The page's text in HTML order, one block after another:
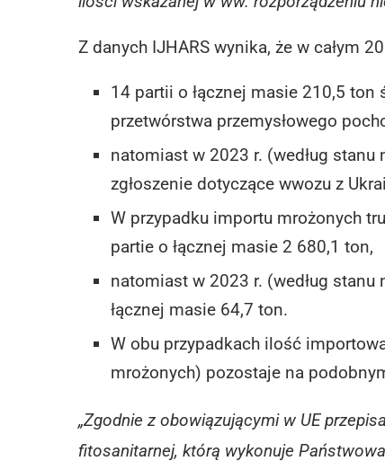
Z danych IJHARS wynika, że w całym
14 partii o łącznej masie 210,5 ton
przetwórstwa przemysłowego
natomiast w 2023 r. (według stanu
zgłoszenie dotyczące wwozu z
W przypadku importu mrożonych
partie o łącznej masie 2 680,1 ton,
natomiast w 2023 r. (według
łącznej masie 64,7 ton.
W obu przypadkach ilość
mrożonych) pozostaje na
„Zgodnie z obowiązującymi w UE
fitosanitarnej, którą wykonuje